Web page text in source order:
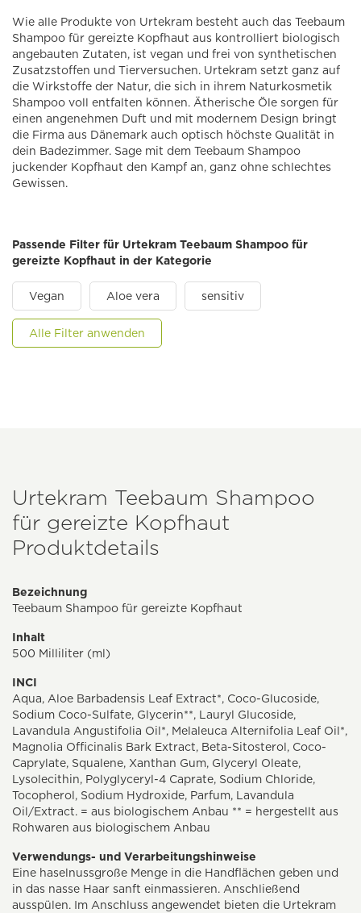
Wie alle Produkte von Urtekram besteht auch das Teebaum
Shampoo für gereizte Kopfhaut aus kontrolliert biologisch
angebauten Zutaten, ist vegan und frei von synthetischen
Zusatzstoffen und Tierversuchen. Urtekram setzt ganz auf
die Wirkstoffe der Natur, die sich in ihrem Naturkosmetik
Shampoo voll entfalten können. Ätherische Öle sorgen für
einen angenehmen Duft und mit modernem Design bringt
die Firma aus Dänemark auch optisch höchste Qualität in
dein Badezimmer. Sage mit dem Teebaum Shampoo
juckender Kopfhaut den Kampf an, ganz ohne schlechtes
Gewissen.
Passende Filter für Urtekram Teebaum Shampoo für
gereizte Kopfhaut in der Kategorie
Vegan Aloe vera sensitiv
Alle Filter anwenden
Urtekram Teebaum Shampoo
für gereizte Kopfhaut
Produktdetails
Bezeichnung
Teebaum Shampoo für gereizte Kopfhaut
Inhalt
500 Milliliter (ml)
INCI
Aqua, Aloe Barbadensis Leaf Extract*, Coco-Glucoside,
Sodium Coco-Sulfate, Glycerin**, Lauryl Glucoside,
Lavandula Angustifolia Oil*, Melaleuca Alternifolia Leaf Oil*,
Magnolia Officinalis Bark Extract, Beta-Sitosterol, Coco-
Caprylate, Squalene, Xanthan Gum, Glyceryl Oleate,
Lysolecithin, Polyglyceryl-4 Caprate, Sodium Chloride,
Tocopherol, Sodium Hydroxide, Parfum, Lavandula
Oil/Extract. = aus biologischem Anbau ** = hergestellt aus
Rohwaren aus biologischem Anbau
Verwendungs- und Verarbeitungshinweise
Eine haselnussgroße Menge in die Handflächen geben und
in das nasse Haar sanft einmassieren. Anschließend
ausspülen. Im Anschluss angewendet bieten die Urtekram